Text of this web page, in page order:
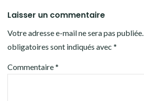
Laisser un commentaire
Votre adresse e-mail ne sera pas publiée.
obligatoires sont indiqués avec *
Commentaire*